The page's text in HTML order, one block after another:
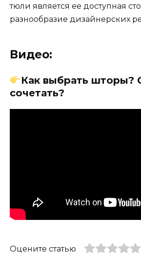
тюли является ее доступная
разнообразие дизайнерских
Видео:
Как выбрать шторы?
сочетать?
Оцените статью